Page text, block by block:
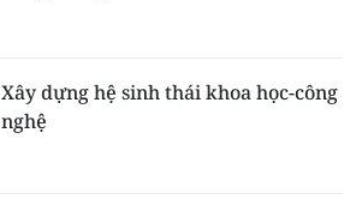
Xây dựng hệ sinh thái khoa học-công
nghệ